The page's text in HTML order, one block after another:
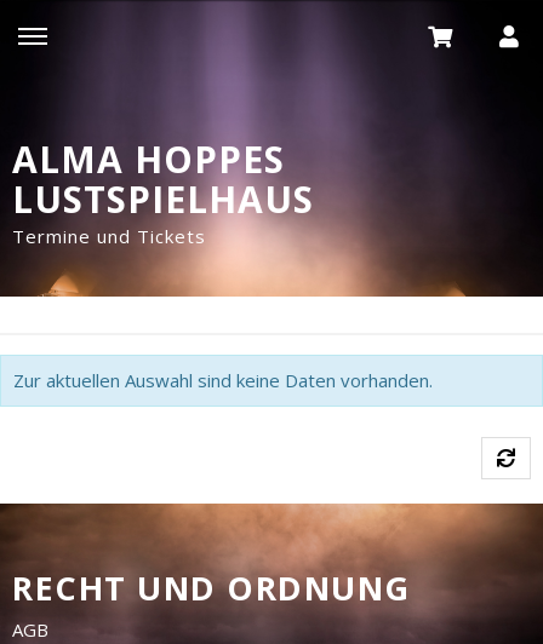
ALMA HOPPES
LUSTSPIELHAUS
Termine und Tickets
Zur aktuellen Auswahl sind keine Daten vorhanden.
RECHT UND ORDNUNG
AGB